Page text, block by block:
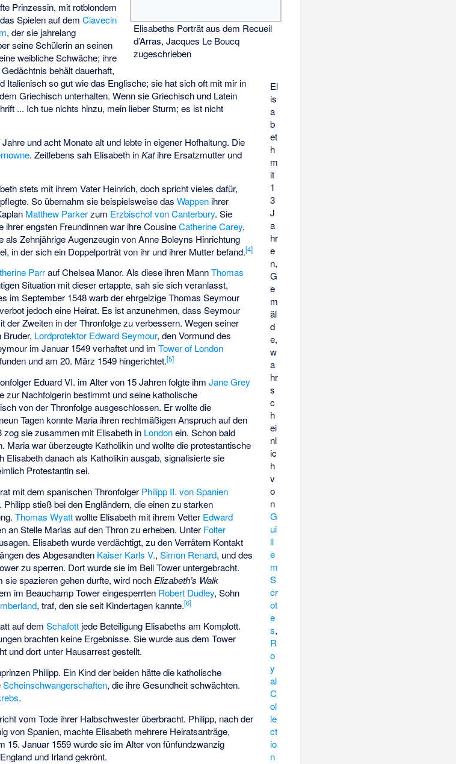
Elisabeths Porträt aus dem Recueil
d’Arras, Jacques Le Boucq
zugeschrieben
El
is
a
b
et
h
m
it
1
3
J
a
hr
e
n,
G
e
m
äl
d
e,
w
a
hr
s
c
h
ei
nl
ic
h
v
o
n
G
ui
ll
e
m
S
cr
ot
e
s,
R
o
y
al
C
ol
le
ct
io
n
Prinzessin, mit rotblondem
Spielen auf demClavecin
, der sie jahrelang
seine Schülerin an seinen
weibliche Schwäche; ihre
behält dauerhaft,
so gut wie das Englische; sie hat sich oft mit mir in
Griechisch unterhalten. Wenn sie Griechisch und Latein
... Ich tue nichts hinzu, mein lieber Sturm; es ist nicht
und acht Monate alt und lebte in eigener Hofhaltung. Die
. Zeitlebens sah Elisabeth inKatihre Ersatzmutter und
stets mit ihrem Vater Heinrich, doch spricht vieles dafür,
So übernahm sie beispielsweise dasWappen ihrer
Matthew Parkerzum Erzbischof von Canterbury. Sie
ihrer engsten Freundinnen war ihre CousineCatherine Carey,
als Zehnjährige Augenzeugin von Anne Boleyns Hinrichtung
in der sich ein Doppelporträt von ihr und ihrer Mutter befand.[4]
ParraufChelsea Manor. Als diese ihren MannThomas
Situation mit dieser ertappte, sah sie sich veranlasst,
im September 1548 warb der ehrgeizige Thomas Seymour
jedoch eine Heirat. Es ist anzunehmen, dass Seymour
Zweiten in der Thronfolge zu verbessern. Wegen seiner
Lordprotektor Edward Seymour, den Vormund des
im Januar 1549 verhaftet und imTower of London
und am 20. März 1549 hingerichtet.[5]
Eduard VI. im Alter von 15 Jahren folgte ihmJane Grey
zur Nachfolgerin bestimmt und seine katholische
von der Thronfolge ausgeschlossen. Er wollte die
Tagen konnte Maria ihren rechtmäßigen Anspruch auf den
sie zusammen mit Elisabeth in Londonein. Schon bald
war überzeugte Katholikin und wollte die protestantische
danach als Katholikin ausgab, signalisierte sie
Protestantin sei.
mit dem spanischen Thronfolger Philipp II. von Spanien
. Philipp stieß bei den Engländern, die einen zu starken
Thomas Wyattwollte Elisabeth mit ihrem Vetter Edward
an Stelle Marias auf den Thron zu erheben. Unter Folter
Elisabeth wurde verdächtigt, zu den Verrätern Kontakt
des Abgesandten Kaiser Karls V.,Simon Renard, und des
zu sperren. Dort wurde sie im Bell Tower untergebracht.
spazieren gehen durfte, wird noch Elizabeth’s Walk
im Beauchamp Tower eingesperrten Robert Dudley, Sohn
, traf, den sie seit Kindertagen kannte.[6]
auf demSchafott jede Beteiligung Elisabeths am Komplott.
brachten keine Ergebnisse. Sie wurde aus dem Tower
und dort unter Hausarrest gestellt.
Philipp. Ein Kind der beiden hätte die katholische
Scheinschwangerschaften, die ihre Gesundheit schwächten.
.
vom Tode ihrer Halbschwester überbracht. Philipp, nach der
von Spanien, machte Elisabeth mehrere Heiratsanträge,
15. Januar 1559 wurde sie im Alter von fünfundzwanzig
und Irland gekrönt.